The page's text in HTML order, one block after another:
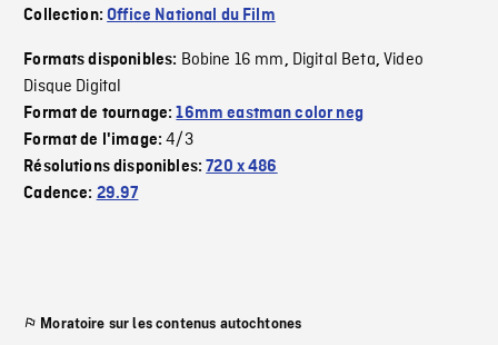
Collection:Office National du Film
Formats disponibles: Bobine 16 mm, Digital Beta,Video
Disque Digital
Format de tournage:16mm eastman color neg
Format de l'image:4/3
Résolutions disponibles:720 x 486
Cadence: 29.97
Moratoire sur les contenus autochtones